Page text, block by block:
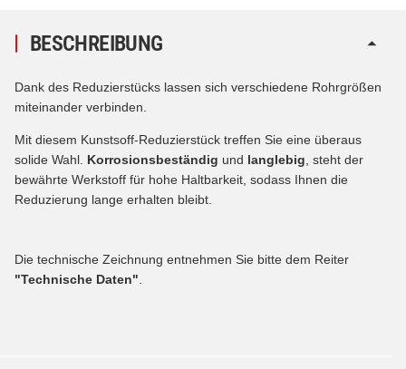
BESCHREIBUNG
Dank des Reduzierstücks lassen sich verschiedene Rohrgrößen
miteinander verbinden.
Mit diesem Kunstsoff-Reduzierstück treffen Sie eine überaus
solide Wahl. Korrosionsbeständig und langlebig , steht der
bewährte Werkstoff für hohe Haltbarkeit, sodass Ihnen die
Reduzierung lange erhalten bleibt.
Die technische Zeichnung entnehmen Sie bitte dem Reiter
"Technische Daten"